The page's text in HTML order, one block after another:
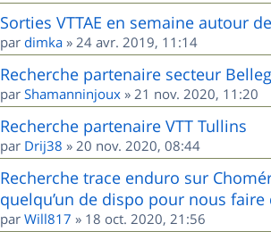
Sorties VTTAE en semaine autour
par dimka » 24 avr. 2019, 11:14
Recherche partenaire secteur
par Shamanninjoux » 21 nov. 2020, 11:20
Recherche partenaire VTT Tullins
par Drij38 » 20 nov. 2020, 08:44
Recherche trace enduro sur
quelqu’un de dispo pour nous
par Will817 » 18 oct. 2020, 21:56